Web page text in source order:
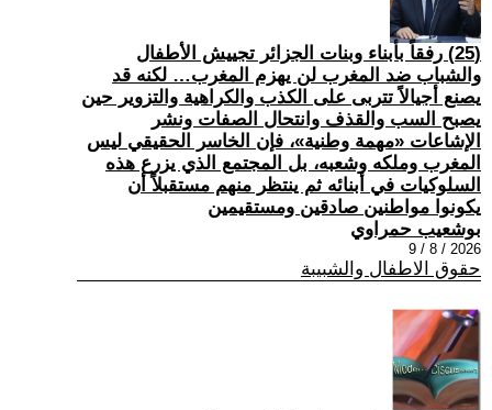
(25) رفقاً بأبناء وبنات الجزائر تجييش الأطفال
والشباب ضد المغرب لن يهزم المغرب… لكنه قد
يصنع أجيالاً تتربى على الكذب والكراهية والتزوير حين
يصبح السب والقذف وانتحال الصفات ونشر
الإشاعات «مهمة وطنية»، فإن الخاسر الحقيقي ليس
المغرب وملكه وشعبه، بل المجتمع الذي يزرع هذه
السلوكيات في أبنائه ثم ينتظر منهم مستقبلاً أن
يكونوا مواطنين صادقين ومستقيمين
بوشعيب حمراوي
2026 / 8 / 9
حقوق الاطفال والشبيبة